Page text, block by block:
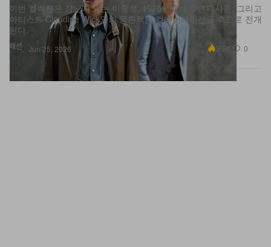
패션
이번 컬렉션은 장난기 있는 이중성, 1970년대식 로맨티시즘, 그리고
아티스트 Claudine Wick와의 몽환적인 컬래버레이션을 축으로 전개
된다.
Jun 25, 2026 2.5K 0